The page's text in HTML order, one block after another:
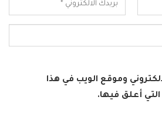
وموقع الويب في هذا
أعلق فيها.